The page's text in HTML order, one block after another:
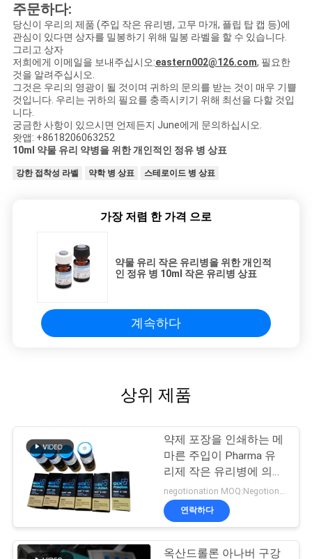
주문하다:
당신이 우리의 제품 (주입 작은 유리병, 고무 마개, 플립 탑 캡 등)에
관심이 있다면 상자를 밀봉하기 위해 밀봉 라벨을 할 수 있습니다.
그리고 상자
저희에게 이메일을 보내주십시오:eastern002@126.com, 필요한
것을 알려주십시오.
그것은 우리의 영광이 될 것이며 귀하의 문의를 받는 것이 매우 기쁠
것입니다. 우리는 귀하의 필요를 충족시키기 위해 최선을 다할 것입
니다.
궁금한 사항이 있으시면 언제든지 June에게 문의하십시오.
왓앱: +8618206063252
10ml 약물 유리 약병을 위한 개인적인 정유 병 상표
강한 접착성 라벨 약학 병 상표 스테로이드 병 상표
가장 저렴 한 가격 으로
약물 유리 작은 유리병을 위한 개인적
인 정유 병 10ml 작은 유리병 상표
계속하다
상위 제품
약제 포장을 인쇄하는 메
마른 주입이 Pharma 유
리제 작은 유리병에 의하
여 레테르를 붙입니다
negotionation MOQ:Negotionation
연락하다
옥산드롤론 아나버 구강